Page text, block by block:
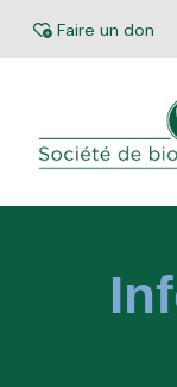
Don
Faire un don